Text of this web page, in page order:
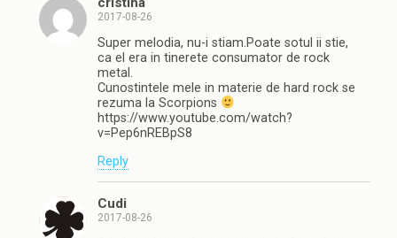
2017-08-26
Super melodia, nu-i stiam.Poate sotul ii stie,
ca el era in tinerete consumator de rock
metal.
Cunostintele mele in materie de hard rock se
rezuma la Scorpions
https://www.youtube.com/watch?
v=Pep6nREBpS8
Reply
Cudi
2017-08-26